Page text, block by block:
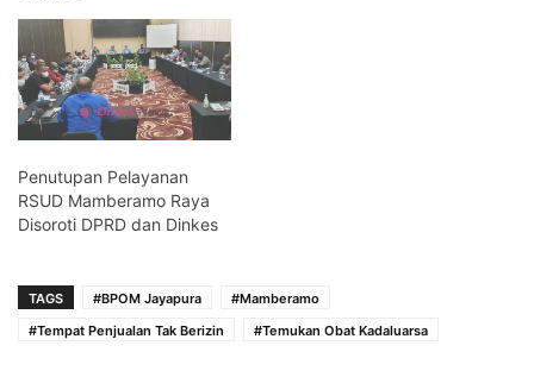
Penutupan Pelayanan
RSUD Mamberamo Raya
Disoroti DPRD dan Dinkes
TAGS #BPOM Jayapura
#Mamberamo
#Tempat Penjualan Tak Berizin
#Temukan Obat Kadaluarsa